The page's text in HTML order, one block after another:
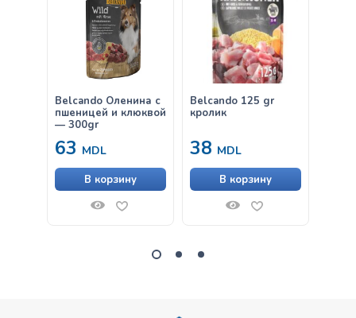
Belcando Оленина с
пшеницей и клюквой
— 300gr
63 MDL
В корзину
Belcando 125 gr
кролик
38 MDL
В корзину